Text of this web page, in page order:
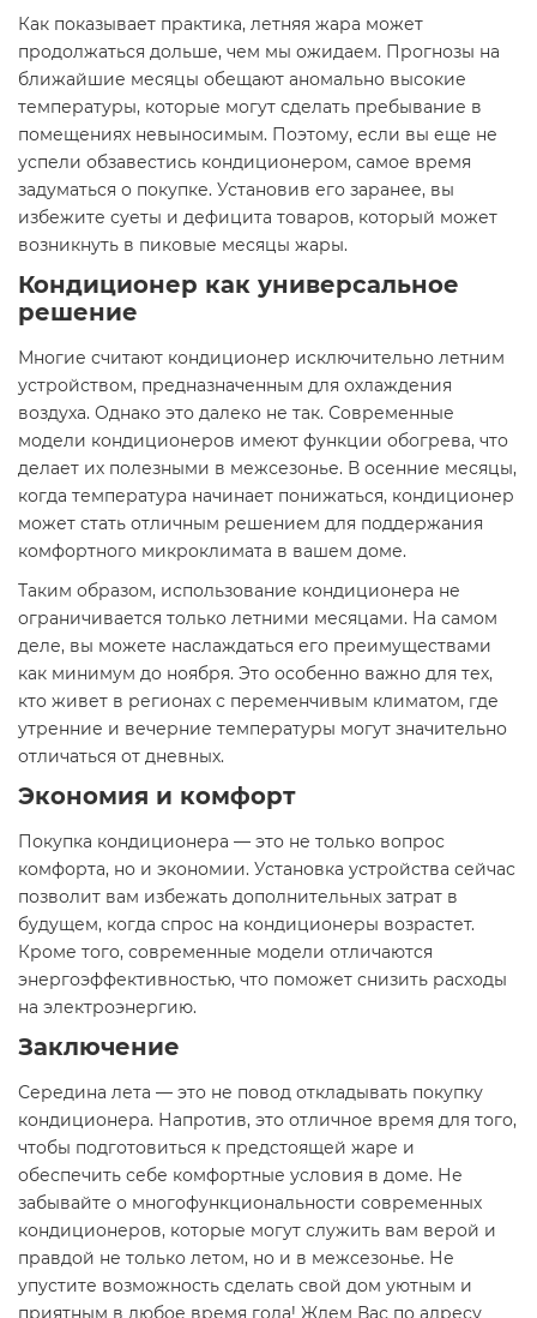
Как показывает практика, летняя жара может
продолжаться дольше, чем мы ожидаем. Прогнозы на
ближайшие месяцы обещают аномально высокие
температуры, которые могут сделать пребывание в
помещениях невыносимым. Поэтому, если вы еще не
успели обзавестись кондиционером, самое время
задуматься о покупке. Установив его заранее, вы
избежите суеты и дефицита товаров, который может
возникнуть в пиковые месяцы жары.
Кондиционер как универсальное
решение
Многие считают кондиционер исключительно летним
устройством, предназначенным для охлаждения
воздуха. Однако это далеко не так. Современные
модели кондиционеров имеют функции обогрева, что
делает их полезными в межсезонье. В осенние месяцы,
когда температура начинает понижаться, кондиционер
может стать отличным решением для поддержания
комфортного микроклимата в вашем доме.
Таким образом, использование кондиционера не
ограничивается только летними месяцами. На самом
деле, вы можете наслаждаться его преимуществами
как минимум до ноября. Это особенно важно для тех,
кто живет в регионах с переменчивым климатом, где
утренние и вечерние температуры могут значительно
отличаться от дневных.
Экономия и комфорт
Покупка кондиционера — это не только вопрос
комфорта, но и экономии. Установка устройства сейчас
позволит вам избежать дополнительных затрат в
будущем, когда спрос на кондиционеры возрастет.
Кроме того, современные модели отличаются
энергоэффективностью, что поможет снизить расходы
на электроэнергию.
Заключение
Середина лета — это не повод откладывать покупку
кондиционера. Напротив, это отличное время для того,
чтобы подготовиться к предстоящей жаре и
обеспечить себе комфортные условия в доме. Не
забывайте о многофункциональности современных
кондиционеров, которые могут служить вам верой и
правдой не только летом, но и в межсезонье. Не
упустите возможность сделать свой дом уютным и
приятным в любое время года! Ждем Вас по адресу